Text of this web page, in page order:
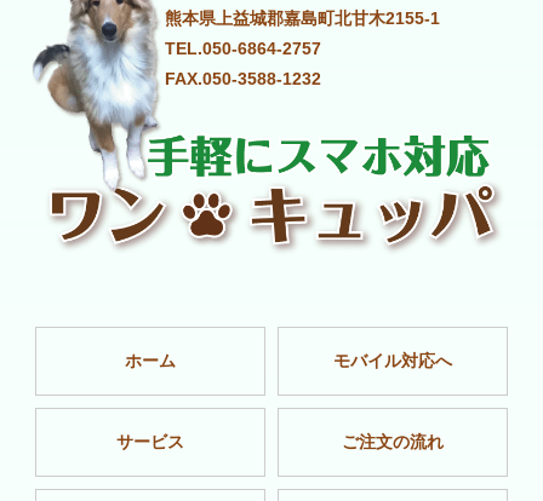
熊本県上益城郡嘉島町北甘木2155-1
TEL.050-6864-2757
FAX.050-3588-1232
ホーム モバイル対応へ
サービス ご注文の流れ